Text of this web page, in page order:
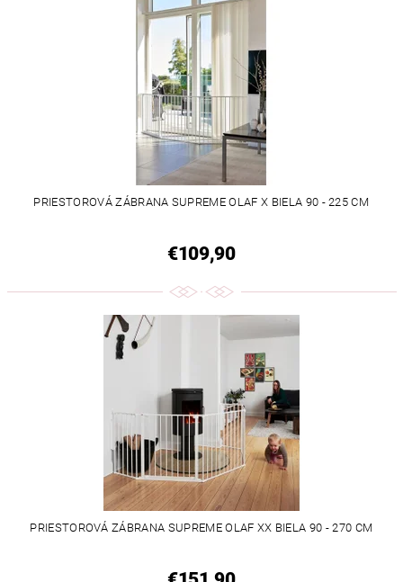
PRIESTOROVÁ ZÁBRANA SUPREME OLAF X BIELA 90 - 225 CM
€109,90
PRIESTOROVÁ ZÁBRANA SUPREME OLAF XX BIELA 90 - 270 CM